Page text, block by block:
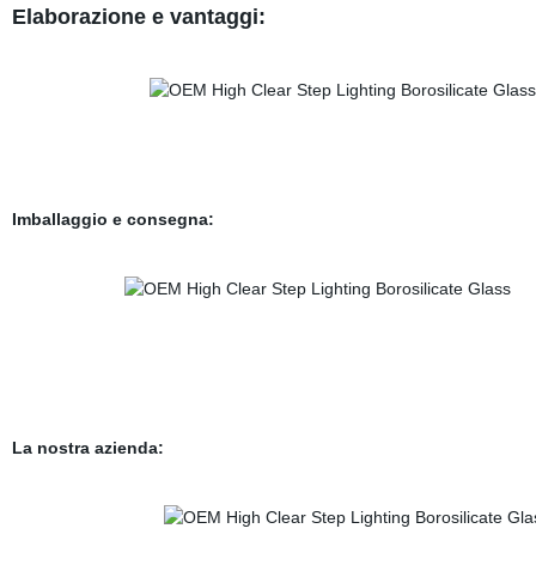
Elaborazione e vantaggi:
Imballaggio e consegna:
La nostra azienda: